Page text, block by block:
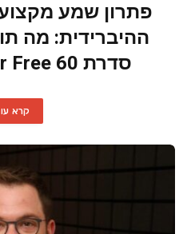
פתרון שמע
ההיברידית: מה
סדרת Poly Voyager Free 60
קרא